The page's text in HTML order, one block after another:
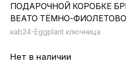
ПОДАРОЧНОЙ КОРОБКЕ
BEATO ТЁМНО-
кab24-Eggplant ключница
Нет в наличии